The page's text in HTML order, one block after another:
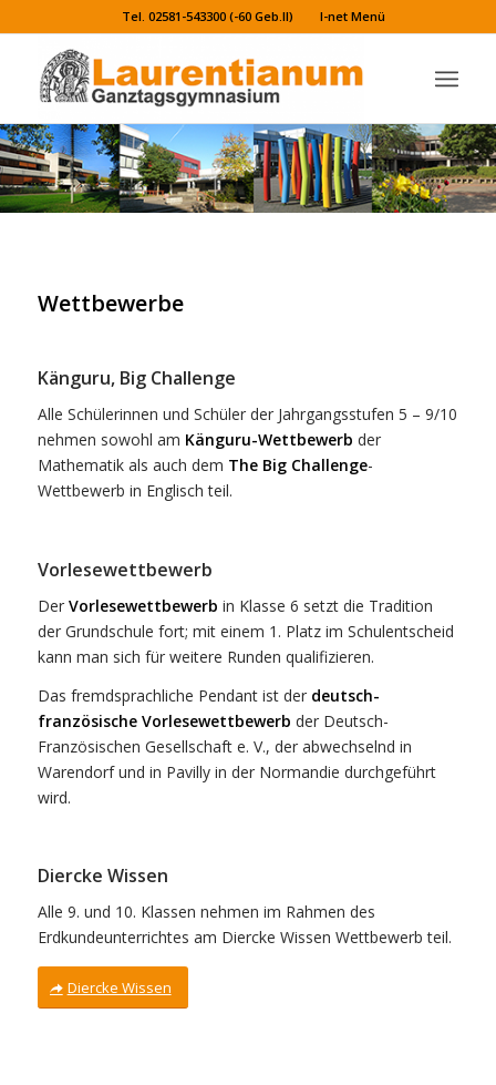
Tel. 02581-543300 (-60 Geb.II) I-net Menü
Wettbewerbe
Känguru, Big Challenge
Alle Schülerinnen und Schüler der Jahrgangsstufen 5 – 9/10
nehmen sowohl am Känguru-Wettbewerb der
Mathematik als auch dem The Big Challenge-
Wettbewerb in Englisch teil.
Vorlesewettbewerb
Der Vorlesewettbewerb in Klasse 6 setzt die Tradition
der Grundschule fort; mit einem 1. Platz im Schulentscheid
kann man sich für weitere Runden qualifizieren.
Das fremdsprachliche Pendant ist der deutsch-
französische Vorlesewettbewerb der Deutsch-
Französischen Gesellschaft e. V., der abwechselnd in
Warendorf und in Pavilly in der Normandie durchgeführt
wird.
Diercke Wissen
Alle 9. und 10. Klassen nehmen im Rahmen des
Erdkundeunterrichtes am Diercke Wissen Wettbewerb teil.
Diercke Wissen